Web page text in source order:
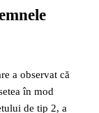
a observat că
în mod
de tip 2, a